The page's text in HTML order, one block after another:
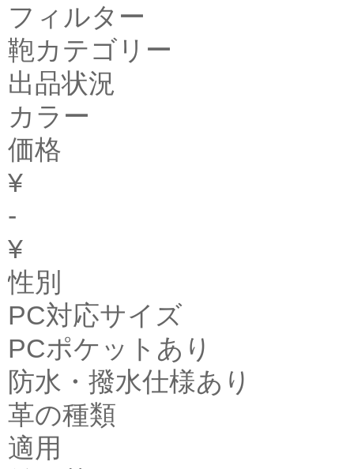
フィルター
鞄カテゴリー
出品状況
カラー
価格
¥
-
¥
性別
PC対応サイズ
PCポケットあり
防水・撥水仕様あり
革の種類
適用